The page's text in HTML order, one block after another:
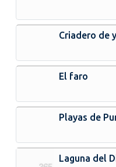
Criadero de
El faro
Playas de
Laguna del